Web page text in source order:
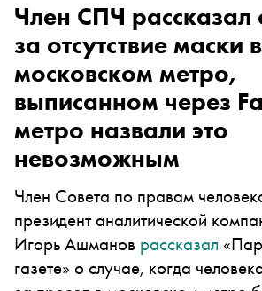
Член СПЧ
за отсутствие маски в
московском метро,
выписанном через
метро назвали это
невозможным
Член Совета по правам
президент аналитической
Игорь Ашманов рассказал
газете» о случае, когда